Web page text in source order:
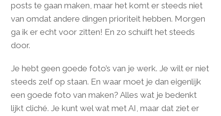
posts te gaan maken, maar het komt er steeds niet
van omdat andere dingen prioriteit hebben. Morgen
ga ik er echt voor zitten! En zo schuift het steeds
door.
Je hebt geen goede foto’s van je werk. Je wilt er niet
steeds zelf op staan. En waar moet je dan eigenlijk
een goede foto van maken? Alles wat je bedenkt
lijkt cliché. Je kunt wel wat met AI, maar dat ziet er